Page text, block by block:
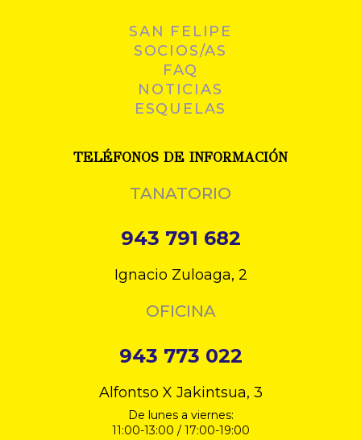
SAN FELIPE
SOCIOS/AS
FAQ
NOTICIAS
ESQUELAS
TELÉFONOS DE INFORMACIÓN
TANATORIO
943 791 682
Ignacio Zuloaga, 2
OFICINA
943 773 022
Alfontso X Jakintsua, 3
De lunes a viernes:
11:00-13:00 / 17:00-19:00